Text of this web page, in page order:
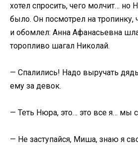
хотел спросить, чего молчит… но
было. Он посмотрел на тропинку,
и обомлел: Анна Афанасьевна
торопливо шагал Николай.
— Спалились! Надо выручать
ему за девок.
— Теть Нюра, это… это все я… мы
— Не заступайся, Миша, знаю я